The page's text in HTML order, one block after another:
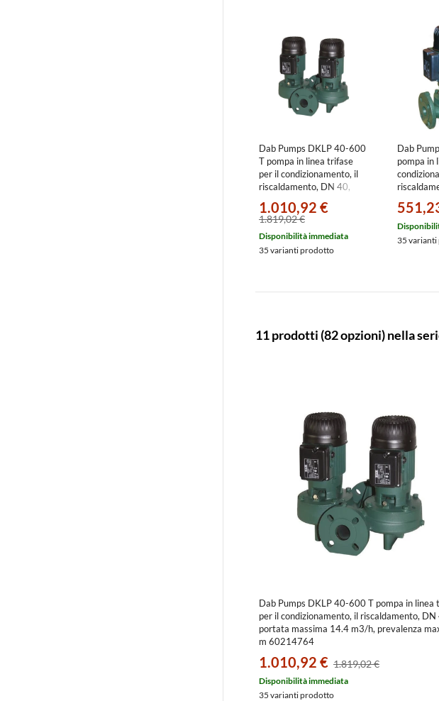
Dab Pumps DKLP 40-600
T pompa in linea trifase
per il condizionamento, il
riscaldamento, DN 40,
m3/h, prevalenza max 8.3
m 60214764
1.010,92 €
1.819,02 €
Disponibilità immediata
35 varianti prodotto
Dab
pompa in
portata
35
11 prodotti (82 opzioni) nella
Dab Pumps DKLP 40-600 T pompa in linea
per il condizionamento, il riscaldamento, DN
portata massima 14.4 m3/h, prevalenza
m 60214764
1.010,92 € 1.819,02 €
Disponibilità immediata
35 varianti prodotto